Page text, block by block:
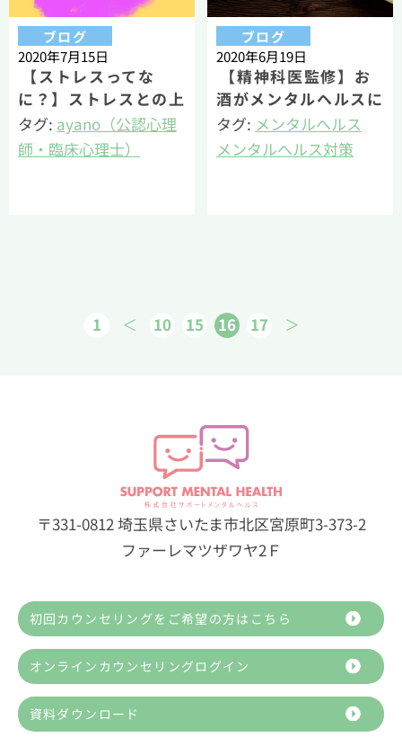
ブログ
2020年7月15日
【ストレスってな
に？】ストレスとの上
手な付き合い方
タグ: ayano（公認心理
師・臨床心理士）
ブログ
2020年6月19日
【精神科医監修】お
酒がメンタルヘルスに
及ぼす影響と対策
タグ: メンタルヘルス
メンタルヘルス対策
1 ＜ 10 15 16 17 ＞
〒331-0812 埼玉県さいたま市北区宮原町3-373-2
ファーレマツザワヤ2Ｆ
初回カウンセリングをご希望の方はこちら
オンラインカウンセリングログイン
資料ダウンロード